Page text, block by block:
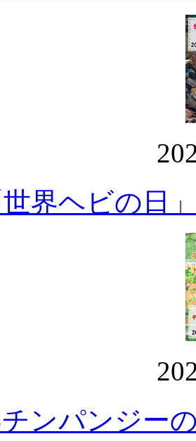
世界ヘビの日
チンパンジー